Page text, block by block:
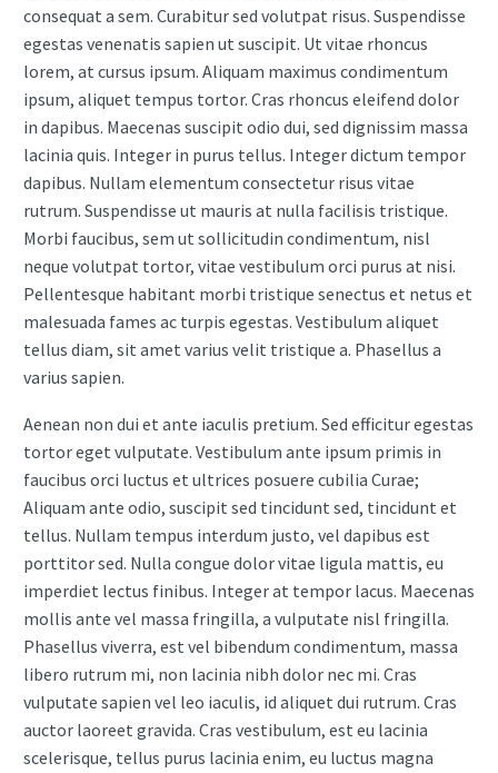
consequat a sem. Curabitur sed volutpat risus. Suspendisse
egestas venenatis sapien ut suscipit. Ut vitae rhoncus
lorem, at cursus ipsum. Aliquam maximus condimentum
ipsum, aliquet tempus tortor. Cras rhoncus eleifend dolor
in dapibus. Maecenas suscipit odio dui, sed dignissim massa
lacinia quis. Integer in purus tellus. Integer dictum tempor
dapibus. Nullam elementum consectetur risus vitae
rutrum. Suspendisse ut mauris at nulla facilisis tristique.
Morbi faucibus, sem ut sollicitudin condimentum, nisl
neque volutpat tortor, vitae vestibulum orci purus at nisi.
Pellentesque habitant morbi tristique senectus et netus et
malesuada fames ac turpis egestas. Vestibulum aliquet
tellus diam, sit amet varius velit tristique a. Phasellus a
varius sapien.
Aenean non dui et ante iaculis pretium. Sed efficitur egestas
tortor eget vulputate. Vestibulum ante ipsum primis in
faucibus orci luctus et ultrices posuere cubilia Curae;
Aliquam ante odio, suscipit sed tincidunt sed, tincidunt et
tellus. Nullam tempus interdum justo, vel dapibus est
porttitor sed. Nulla congue dolor vitae ligula mattis, eu
imperdiet lectus finibus. Integer at tempor lacus. Maecenas
mollis ante vel massa fringilla, a vulputate nisl fringilla.
Phasellus viverra, est vel bibendum condimentum, massa
libero rutrum mi, non lacinia nibh dolor nec mi. Cras
vulputate sapien vel leo iaculis, id aliquet dui rutrum. Cras
auctor laoreet gravida. Cras vestibulum, est eu lacinia
scelerisque, tellus purus lacinia enim, eu luctus magna